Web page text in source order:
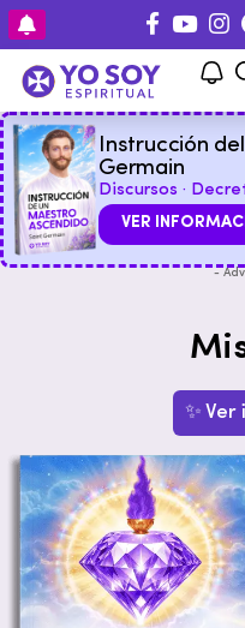
Instrucción del
Germain
Discursos ·
VER
-
✨